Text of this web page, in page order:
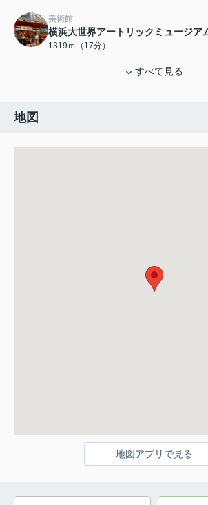
美術館
横浜大世界アートリックミュージア
1319ｍ（17分）
すべて見る
地図
地図アプリで見る